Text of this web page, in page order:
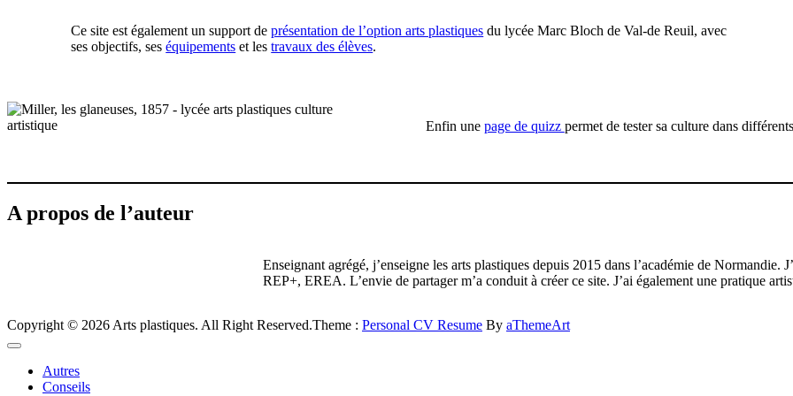
Ce site est également un support deprésentation de l’option arts plastiques du lycée Marc Bloch de Val-de Reuil, avec
ses objectifs, seséquipements et lestravaux des élèves.
Enfin une page de quizz permet de tester sa culture dans
A propos de l’auteur
Enseignant agrégé, j’enseigne les arts plastiques depuis 2015 dans l’académie de Normandie.
REP+, EREA. L’envie de partager m’a conduit à créer ce site. J’ai également une pratique
Copyright © 2026 Arts plastiques. All Right Reserved.Theme : Personal CV Resume By aThemeArt
Autres
Conseils